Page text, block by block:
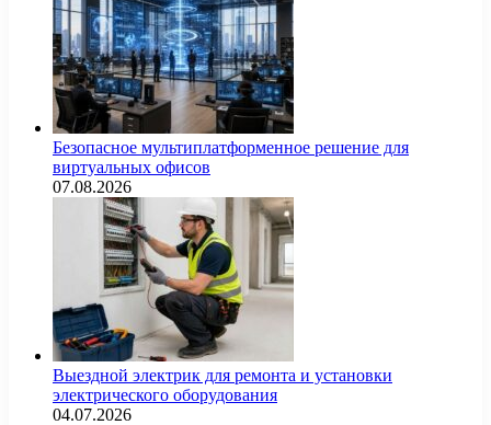
Безопасное мультиплатформенное решение для
виртуальных офисов
07.08.2026
Выездной электрик для ремонта и установки
электрического оборудования
04.07.2026